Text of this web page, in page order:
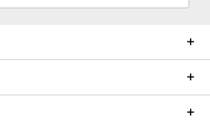
en todo el mundo y durante todo el